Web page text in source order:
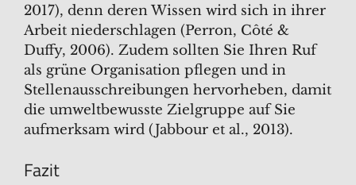
2017), denn deren Wissen wird sich in ihrer
Arbeit niederschlagen (Perron, Côté &
Duffy, 2006). Zudem sollten Sie Ihren Ruf
als grüne Organisation pflegen und in
Stellenausschreibungen hervorheben, damit
die umweltbewusste Zielgruppe auf Sie
aufmerksam wird (Jabbour et al., 2013).
Fazit